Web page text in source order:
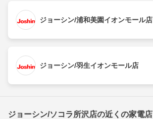
ジョーシン/浦和美園イオンモール店
ジョーシン/羽生イオンモール店
ジョーシン/ソコラ所沢店の近くの家電店